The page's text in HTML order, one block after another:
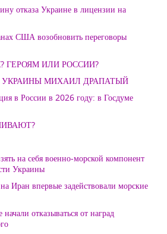
отказа Украине в лицензии на
США возобновить переговоры
ГЕРОЯМ ИЛИ РОССИИ?
МИХАИЛ ДРАПАТЫЙ
в России в 2026 году: в Госдуме
на себя военно-морской компонент
Украины
Иран впервые задействовали морские
отказываться от наград